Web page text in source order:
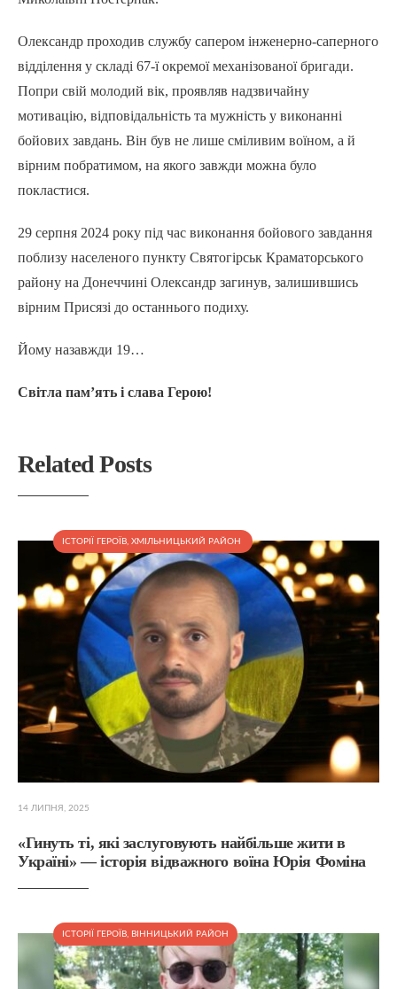
Олександр проходив службу сапером інженерно-саперного
відділення у складі 67-ї окремої механізованої бригади.
Попри свій молодий вік, проявляв надзвичайну
мотивацію, відповідальність та мужність у виконанні
бойових завдань. Він був не лише сміливим воїном, а й
вірним побратимом, на якого завжди можна було
покластися.
29 серпня 2024 року під час виконання бойового завдання
поблизу населеного пункту Святогірськ Краматорського
району на Донеччині Олександр загинув, залишившись
вірним Присязі до останнього подиху.
Йому назавжди 19…
Світла пам’ять і слава Герою!
Related Posts
ІСТОРІЇ ГЕРОЇВ, ХМІЛЬНИЦЬКИЙ РАЙОН
14 ЛИПНЯ, 2025
«Гинуть ті, які заслуговують найбільше жити в
Україні» — історія відважного воїна Юрія Фоміна
ІСТОРІЇ ГЕРОЇВ, ВІННИЦЬКИЙ РАЙОН